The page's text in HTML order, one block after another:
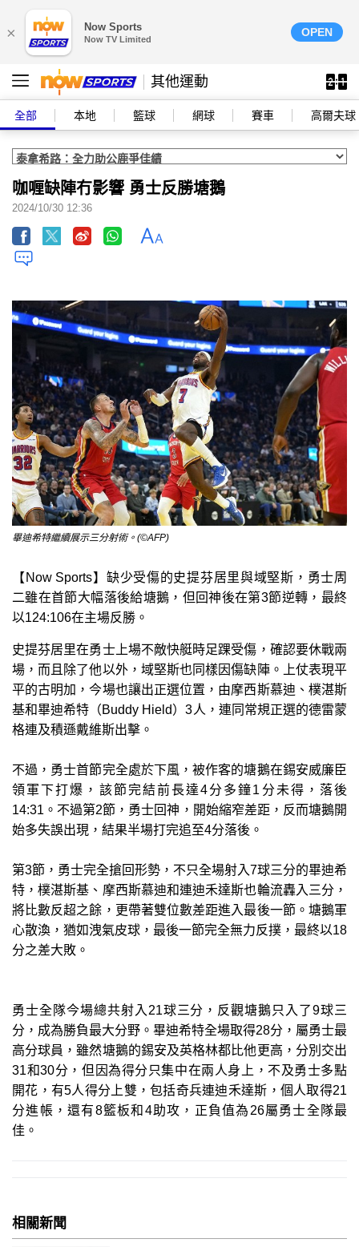
× Now Sports
Now TV Limited
OPEN
其他運動
全部 本地 籃球 網球 賽車 高爾夫球
咖喱缺陣冇影響 勇士反勝塘鵝
2024/10/30 12:36
畢迪希特繼續展示三分射術。(©AFP)
【Now Sports】缺少受傷的史提芬居里與域堅斯，勇士周
二雖在首節大幅落後給塘鵝，但回神後在第3節逆轉，最終
以124:106在主場反勝。
史提芬居里在勇士上場不敵快艇時足踝受傷，確認要休戰兩
場，而且除了他以外，域堅斯也同樣因傷缺陣。上仗表現平
平的古明加，今場也讓出正選位置，由摩西斯慕迪、樸湛斯
基和畢迪希特（Buddy Hield）3人，連同常規正選的德雷蒙
格連及積遜戴維斯出擊。
不過，勇士首節完全處於下風，被作客的塘鵝在錫安威廉臣
領軍下打爆，該節完結前長達4分多鐘1分未得，落後
14:31。不過第2節，勇士回神，開始縮窄差距，反而塘鵝開
始多失誤出現，結果半場打完追至4分落後。
第3節，勇士完全搶回形勢，不只全場射入7球三分的畢迪希
特，樸湛斯基、摩西斯慕迪和連迪禾達斯也輪流轟入三分，
將比數反超之餘，更帶著雙位數差距進入最後一節。塘鵝軍
心散渙，猶如洩氣皮球，最後一節完全無力反撲，最終以18
分之差大敗。
勇士全隊今場總共射入21球三分，反觀塘鵝只入了9球三
分，成為勝負最大分野。畢迪希特全場取得28分，屬勇士最
高分球員，雖然塘鵝的錫安及英格林都比他更高，分別交出
31和30分，但因為得分只集中在兩人身上，不及勇士多點
開花，有5人得分上雙，包括奇兵連迪禾達斯，個人取得21
分進帳，還有8籃板和4助攻，正負值為26屬勇士全隊最
佳。
相關新聞